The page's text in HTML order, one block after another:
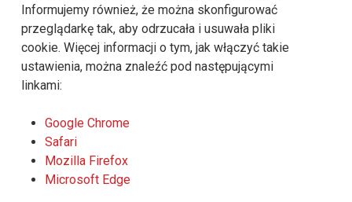
Informujemy również, że można skonfigurować
przeglądarkę tak, aby odrzucała i usuwała pliki
cookie. Więcej informacji o tym, jak włączyć takie
ustawienia, można znaleźć pod następującymi
linkami:
Google Chrome
Safari
Mozilla Firefox
Microsoft Edge